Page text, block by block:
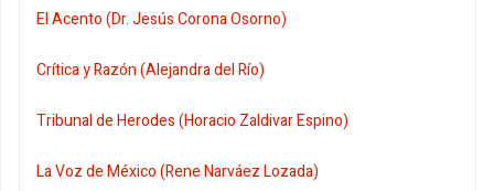
El Acento (Dr. Jesús Corona Osorno)
Crítica y Razón (Alejandra del Río)
Tribunal de Herodes (Horacio Zaldivar Espino)
La Voz de México (Rene Narváez Lozada)